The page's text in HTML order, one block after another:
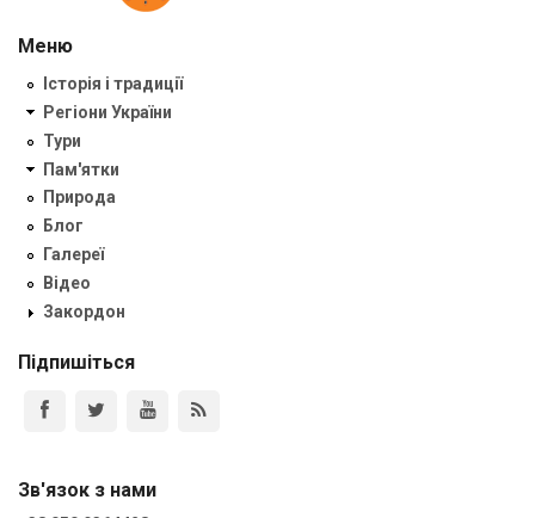
Меню
Історія і традиції
Регіони України
Тури
Пам'ятки
Природа
Блог
Галереї
Відео
Закордон
Підпишіться
Зв'язок з нами